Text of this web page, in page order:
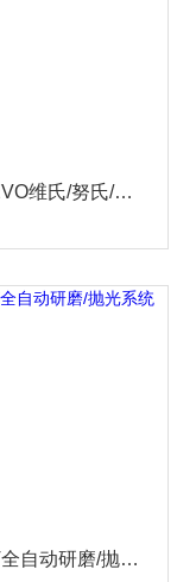
QNESS 60 M EVO维氏/努氏/布氏显微硬度计
QPOL 300 BOT全自动研磨/抛光系统